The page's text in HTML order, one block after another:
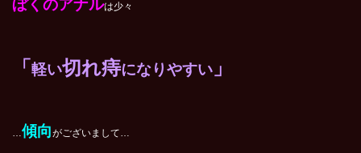
ぼくのアナルは少々
「 軽い切れ痔になりやすい 」
…傾向がございまして…